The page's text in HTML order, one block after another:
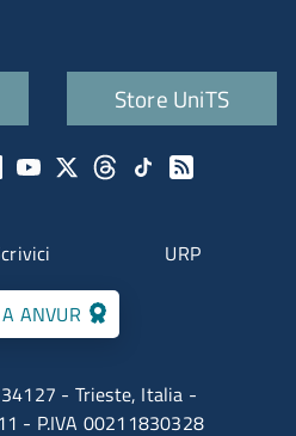
34127 - Trieste, Italia -
- P.IVA 00211830328
ANVUR
URP
Store UniTS
Menu social